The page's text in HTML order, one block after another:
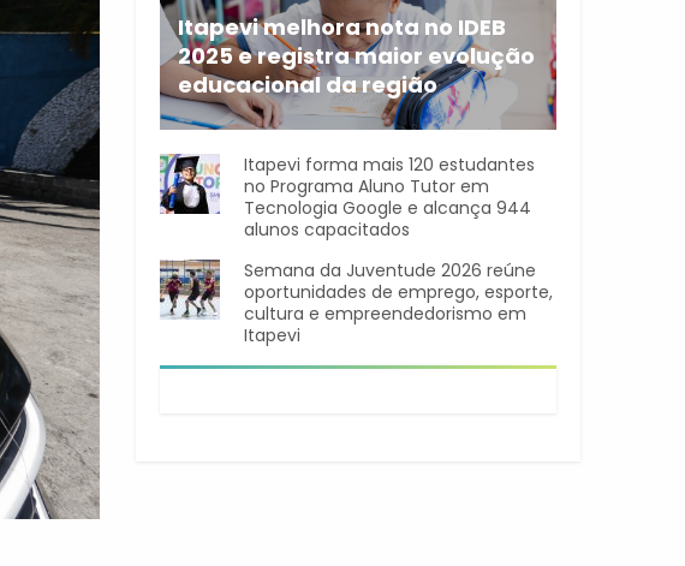
Itapevi melhora nota no IDEB
2025 e registra maior evolução
educacional da região
A rede municipal de ensino
Itapevi forma mais 120 estudantes
no Programa Aluno Tutor em
Tecnologia Google e alcança 944
alunos capacitados
Semana da Juventude 2026 reúne
oportunidades de emprego, esporte,
cultura e empreendedorismo em
Itapevi